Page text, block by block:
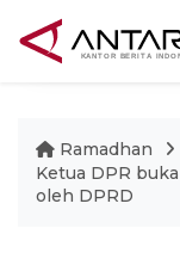
Ramadhan
Ketua DPR
oleh DPRD